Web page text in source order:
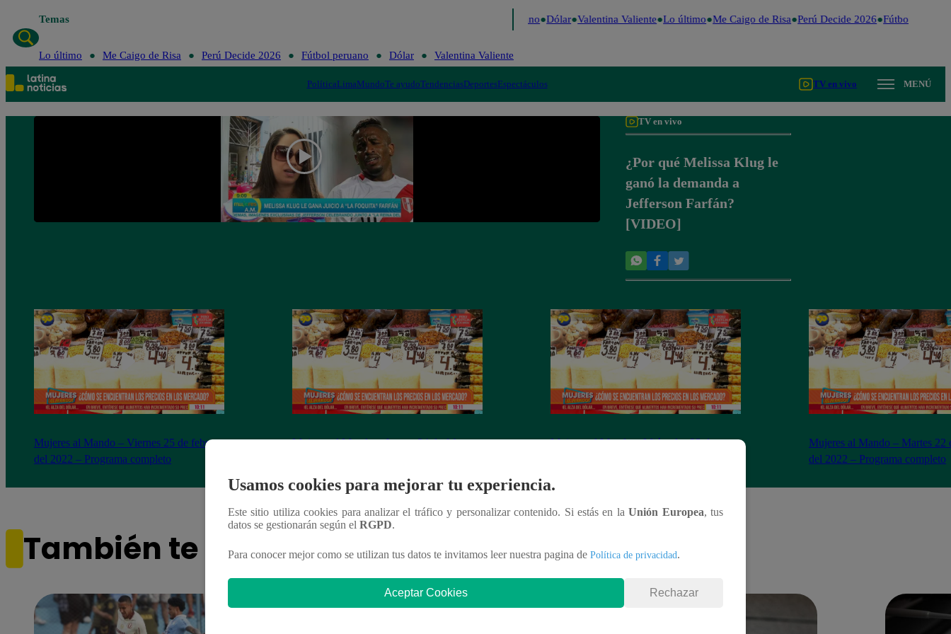
Temas Fútbol peruano Dólar Valentina Valiente Lo último Me Caigo de Risa Perú Decide 2026 Fútbol peruano
Lo último Me Caigo de Risa Perú Decide 2026 Fútbol peruano Dólar Valentina Valiente
PolíticaLimaMundoTe ayudoTendenciasDeportesEspectáculos TV en vivo MENÚ
TV en vivo
¿Por qué Melissa Klug le
ganó la demanda a
Jefferson Farfán?
[VIDEO]
Mujeres al Mando – Viernes 25 de febrero
del 2022 – Programa completo
Mujeres al Mando – Jueves 24 de febrero
Mujeres al Mando – Miércoles 23 de
Mujeres al Mando – Martes 22
del 2022 – Programa completo
También te puede interesar
Usamos cookies para mejorar tu experiencia.
Este sitio utiliza cookies para analizar el tráfico y personalizar contenido. Si estás en laUnión Europea, tus
datos se gestionarán según el RGPD.
Para conocer mejor como se utilizan tus datos te invitamos leer nuestra pagina de Política de privacidad.
Aceptar Cookies Rechazar